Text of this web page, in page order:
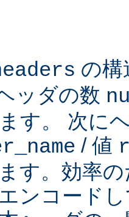
の構
ッダの数
す。 次に
/ 値
す。効率
ンコード